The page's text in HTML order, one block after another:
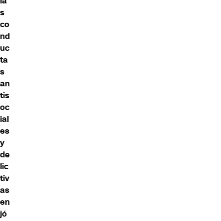
s
co
nd
uc
ta
s
an
tis
oc
ial
es
y
de
lic
tiv
as
en
jó